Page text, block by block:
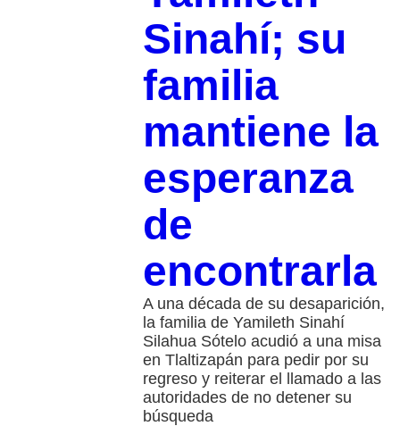
Sinahí; su
familia
mantiene la
esperanza
de
encontrarla
A una década de su desaparición,
la familia de Yamileth Sinahí
Silahua Sótelo acudió a una misa
en Tlaltizapán para pedir por su
regreso y reiterar el llamado a las
autoridades de no detener su
búsqueda